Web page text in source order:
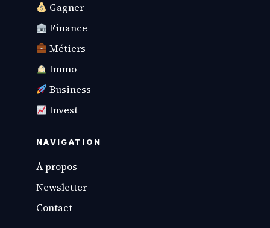
Gagner
Finance
Métiers
Immo
Business
Invest
NAVIGATION
À propos
Newsletter
Contact